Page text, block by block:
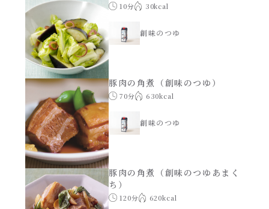
副菜
ごはんもの
サラダ
スープ
本気中華
肉ピクキノピク
創味のつゆ
創味のつゆあまくち
創味のつゆ減塩
京の和風だし
白だし
カレーだし
10分 30kcal
創味のつゆ
豚肉の角煮（創味のつゆ）
70分 630kcal
創味のつゆ
豚肉の角煮（創味のつゆあまく
ち）
120分 620kcal